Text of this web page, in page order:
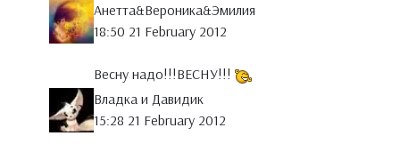
Анетта&Вероника&Эмилия
18:50 21 February 2012
Весну надо!!!ВЕСНУ!!!
Владка и Давидик
15:28 21 February 2012